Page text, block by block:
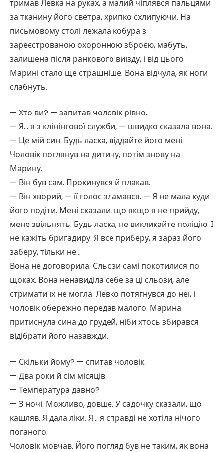
тримав Левка на руках, а малий чіплявся пальцями
за тканину його светра, хрипко схлипуючи. На
письмовому столі лежала кобура з
зареєстрованою охоронною зброєю, мабуть,
залишена після ранкового виїзду, і від цього
Марині стало ще страшніше. Вона відчула, як ноги
слабнуть.
— Хто ви? — запитав чоловік рівно.
— Я… я з клінінгової служби, — швидко сказала вона.
— Це мій син. Будь ласка, віддайте його мені.
Чоловік поглянув на дитину, потім знову на
Марину.
— Він був сам. Прокинувся й плакав.
— Він хворий, — її голос зламався. — Я не мала куди
його подіти. Мені сказали, що якщо я не прийду,
мене звільнять. Будь ласка, не викликайте поліцію. І
не кажіть бригадиру. Я все приберу, я зараз його
заберу, тільки не…
Вона не договорила. Сльози самі покотилися по
щоках. Вона ненавиділа себе за ці сльози, але
стримати їх не могла. Левко потягнувся до неї, і
чоловік обережно передав малого. Марина
притиснула сина до грудей, ніби хтось збирався
відібрати його назавжди.
— Скільки йому? — спитав чоловік.
— Два роки й сім місяців.
— Температура давно?
— З ночі. Можливо, довше. У садочку сказали, що
кашляв. Я дала ліки. Я… я справді не хотіла нічого
поганого.
Чоловік мовчав. Його погляд був не таким, як вона